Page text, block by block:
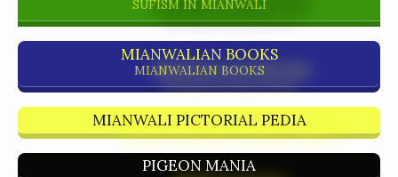
SUFISM IN MIANWALI
MIANWALIAN BOOKS
MIANWALIAN BOOKS
MIANWALI PICTORIAL PEDIA
PIGEON MANIA